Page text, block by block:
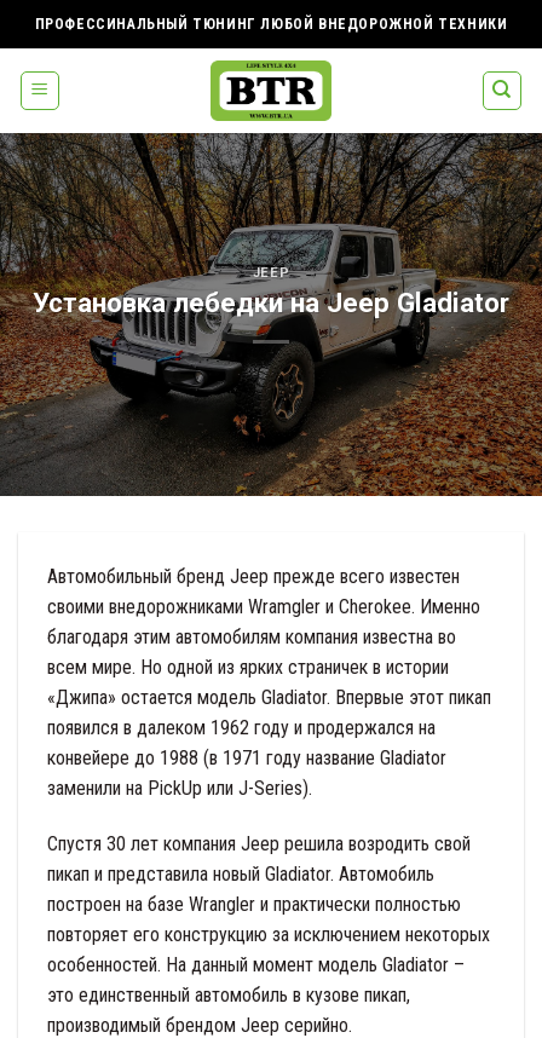
to
content
ПРОФЕССИНАЛЬНЫЙ ТЮНИНГ ЛЮБОЙ ВНЕДОРОЖНОЙ ТЕХНИКИ
JEEP
Установка лебедки на Jeep Gladiator
Автомобильный бренд Jeep прежде всего известен
своими внедорожниками Wramgler и Cherokee. Именно
благодаря этим автомобилям компания известна во
всем мире. Но одной из ярких страничек в истории
«Джипа» остается модель Gladiator. Впервые этот пикап
появился в далеком 1962 году и продержался на
конвейере до 1988 (в 1971 году название Gladiator
заменили на PickUp или J-Series).
Спустя 30 лет компания Jeep решила возродить свой
пикап и представила новый Gladiator. Автомобиль
построен на базе Wrangler и практически полностью
повторяет его конструкцию за исключением некоторых
особенностей. На данный момент модель Gladiator –
это единственный автомобиль в кузове пикап,
производимый брендом Jeep серийно.